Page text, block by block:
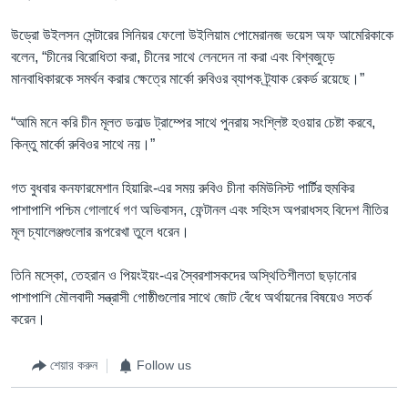
উড্রো উইলসন সেন্টারের সিনিয়র ফেলো উইলিয়াম পোমেরানজ ভয়েস অফ আমেরিকাকে
বলেন, “চীনের বিরোধিতা করা, চীনের সাথে লেনদেন না করা এবং বিশ্বজুড়ে
মানবাধিকারকে সমর্থন করার ক্ষেত্রে মার্কো রুবিওর ব্যাপক ট্র্যাক রেকর্ড রয়েছে।”
“আমি মনে করি চীন মূলত ডনাল্ড ট্রাম্পের সাথে পুনরায় সংশ্লিষ্ট হওয়ার চেষ্টা করবে,
কিন্তু মার্কো রুবিওর সাথে নয়।”
গত বুধবার কনফারমেশান হিয়ারিং-এর সময় রুবিও চীনা কমিউনিস্ট পার্টির হুমকির
পাশাপাশি পশ্চিম গোলার্ধে গণ অভিবাসন, ফেন্টানল এবং সহিংস অপরাধসহ বিদেশ নীতির
মূল চ্যালেঞ্জগুলোর রূপরেখা তুলে ধরেন।
তিনি মস্কো, তেহরান ও পিয়ংইয়ং-এর স্বৈরশাসকদের অস্থিতিশীলতা ছড়ানোর
পাশাপাশি মৌলবাদী সন্ত্রাসী গোষ্ঠীগুলোর সাথে জোট বেঁধে অর্থায়নের বিষয়েও সতর্ক
করেন।
শেয়ার করুন Follow us